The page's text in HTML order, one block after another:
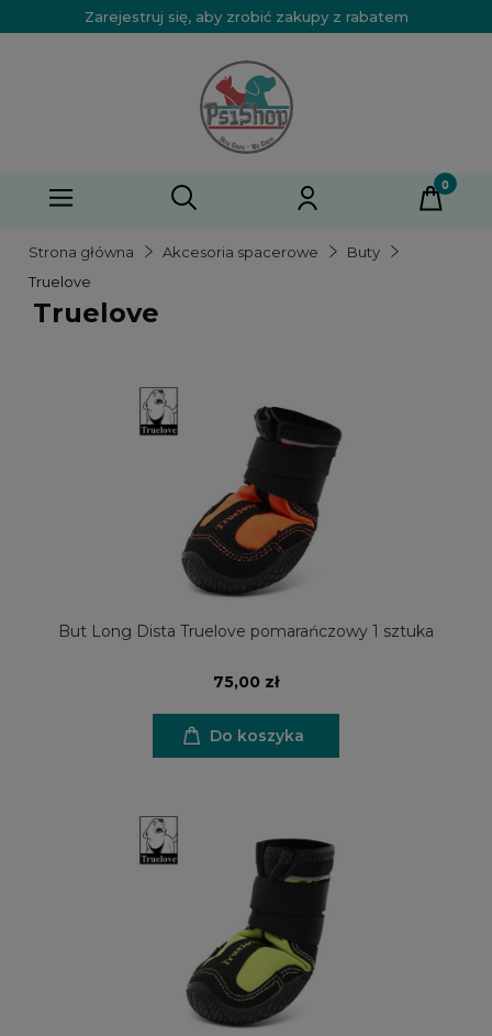
Zarejestruj się, aby zrobić zakupy z rabatem
Strona główna Akcesoria spacerowe
Buty
Truelove
Truelove
But Long Dista Truelove pomarańczowy 1 sztuka
75,00 zł
Do koszyka